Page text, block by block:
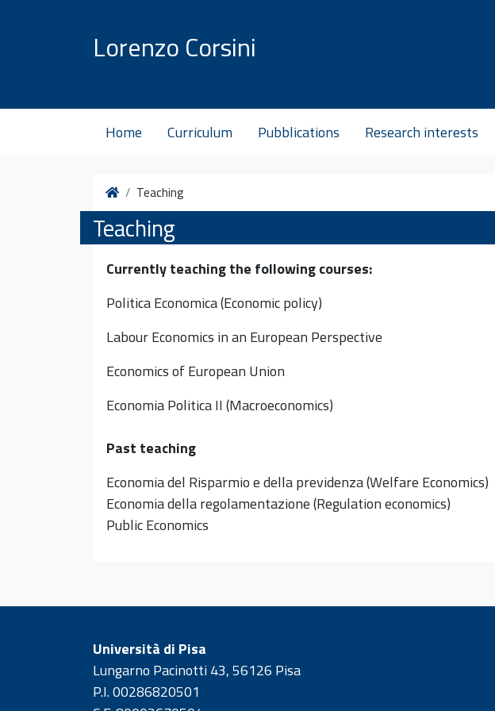
Lorenzo Corsini
Home Curriculum Pubblications Research interests
HomeTeaching
Teaching
Currently teaching the following courses:
Politica Economica (Economic policy)
Labour Economics in an European Perspective
Economics of European Union
Economia Politica II (Macroeconomics)
Past teaching
Economia del Risparmio e della previdenza (Welfare Economics)
Economia della regolamentazione (Regulation economics)
Public Economics
Università di Pisa
Lungarno Pacinotti 43, 56126 Pisa
P.I. 00286820501